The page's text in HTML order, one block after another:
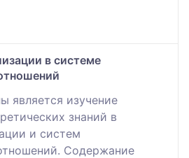
в системе
является изучение
знаний в
и систем
Содержание